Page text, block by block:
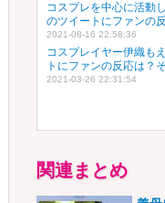
コスプレを中心に活動
のツイートにファンの
2021-08-16 22:58:36
コスプレイヤー伊織も
トにファンの反応は？
2021-03-26 22:31:54
関連まとめ